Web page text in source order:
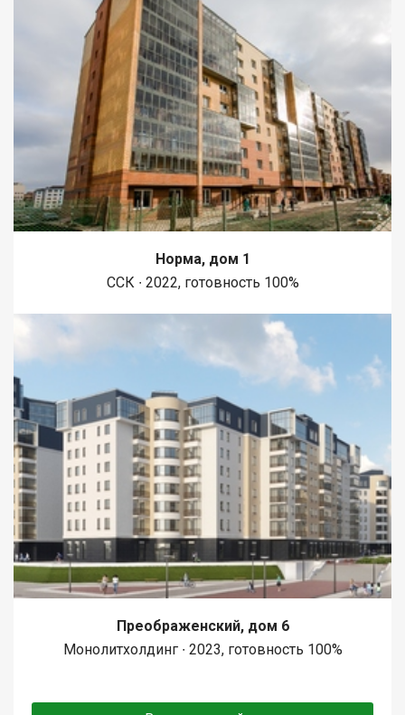
Норма, дом 1
ССК ∙ 2022, готовность 100%
Преображенский, дом 6
Монолитхолдинг ∙ 2023, готовность 100%